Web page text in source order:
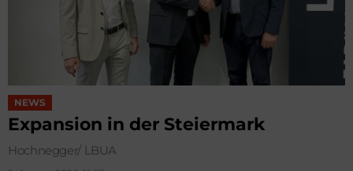
NEWS
Expansion in der Steiermark
Hochnegger/ LBUA